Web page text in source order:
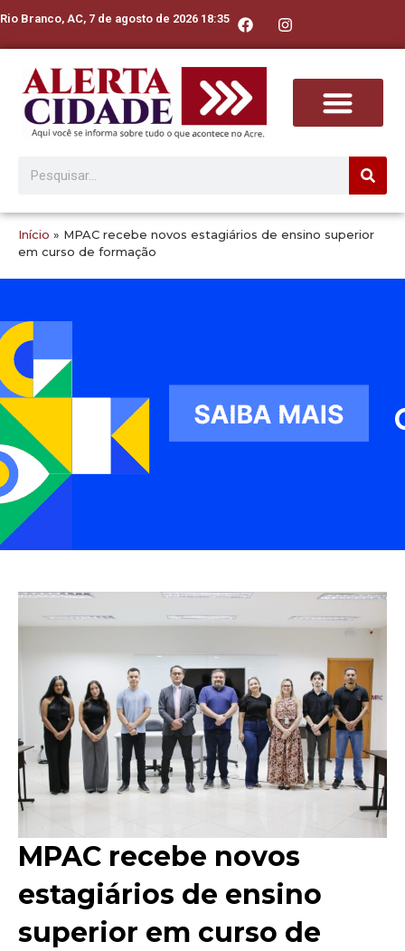
Rio Branco, AC, 7 de agosto de 2026 18:35
Início » MPAC recebe novos estagiários de ensino superior
em curso de formação
MPAC recebe novos
estagiários de ensino
superior em curso de